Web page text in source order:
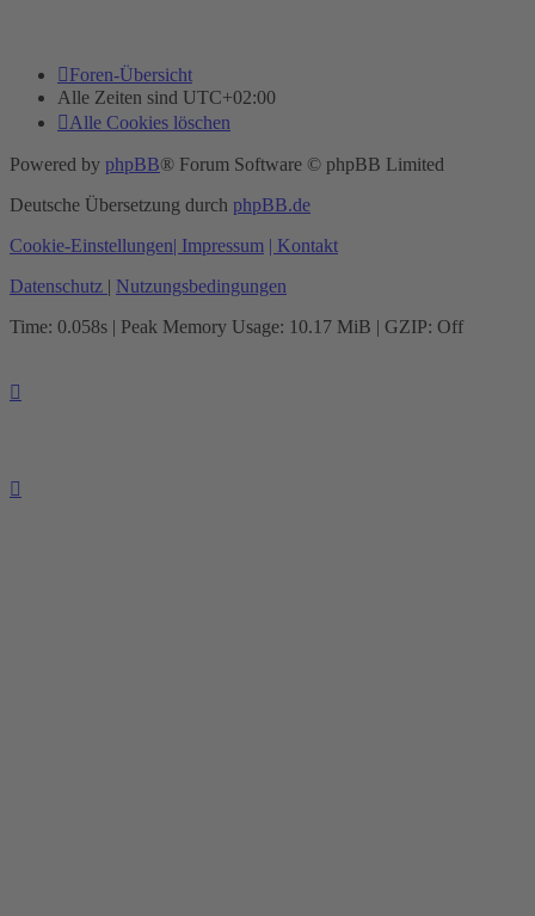
Foren-Übersicht
Alle Zeiten sind UTC+02:00
Alle Cookies löschen
Powered by phpBB® Forum Software © phpBB Limited
Deutsche Übersetzung durch phpBB.de
Cookie-Einstellungen| Impressum | Kontakt
Datenschutz | Nutzungsbedingungen
Time: 0.058s | Peak Memory Usage: 10.17 MiB | GZIP: Off